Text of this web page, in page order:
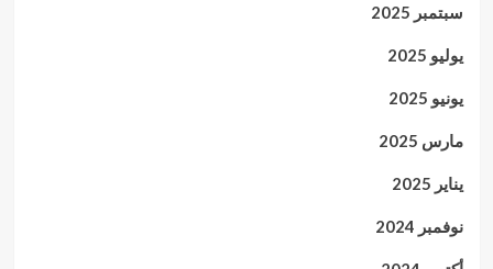
سبتمبر 2025
يوليو 2025
يونيو 2025
مارس 2025
يناير 2025
نوفمبر 2024